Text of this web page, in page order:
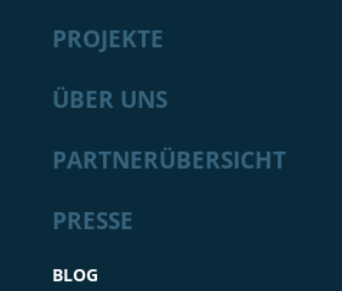
PROJEKTE
ÜBER UNS
PARTNERÜBERSICHT
PRESSE
BLOG